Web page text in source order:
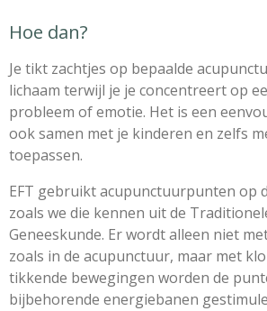
Hoe dan?
Je tikt zachtjes op bepaalde
lichaam terwijl je je concentreert op
probleem of emotie. Het is een
ook samen met je kinderen en zelfs
toepassen.
EFT gebruikt acupunctuurpunten op
zoals we die kennen uit de
Geneeskunde. Er wordt alleen niet
zoals in de acupunctuur, maar met
tikkende bewegingen worden de
bijbehorende energiebanen